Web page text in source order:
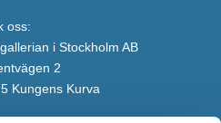
oss:
i Stockholm AB
2
Kungens Kurva